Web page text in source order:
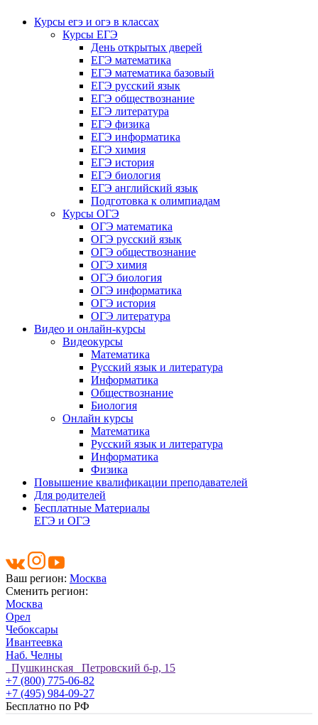
Курсы егэ и огэ в классах
Курсы ЕГЭ
День открытых дверей
ЕГЭ математика
ЕГЭ математика базовый
ЕГЭ русский язык
ЕГЭ обществознание
ЕГЭ литература
ЕГЭ физика
ЕГЭ информатика
ЕГЭ химия
ЕГЭ история
ЕГЭ биология
ЕГЭ английский язык
Подготовка к олимпиадам
Курсы ОГЭ
ОГЭ математика
ОГЭ русский язык
ОГЭ обществознание
ОГЭ химия
ОГЭ биология
ОГЭ информатика
ОГЭ история
ОГЭ литература
Видео и онлайн-курсы
Видеокурсы
Математика
Русский язык и литература
Информатика
Обществознание
Биология
Онлайн курсы
Математика
Русский язык и литература
Информатика
Физика
Повышение квалификации преподавателей
Для родителей
Бесплатные Материалы
ЕГЭ и ОГЭ
Ваш регион: Москва
Сменить регион:
Москва
Орел
Чебоксары
Ивантеевка
Наб. Челны
Пушкинская Петровский б-р, 15
+7 (800) 775-06-82
+7 (495) 984-09-27
Бесплатно по РФ